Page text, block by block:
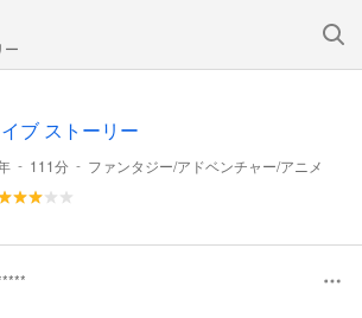
ー
ブ ストーリー
- 111分 - ファンタジー/アドベンチャー/アニメ